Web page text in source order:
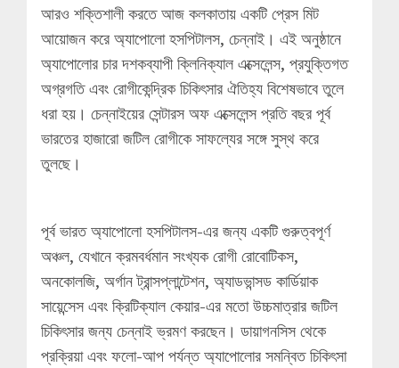
আরও শক্তিশালী করতে আজ কলকাতায় একটি প্রেস মিট
আয়োজন করে অ্যাপোলো হসপিটালস, চেন্নাই। এই অনুষ্ঠানে
অ্যাপোলোর চার দশকব্যাপী ক্লিনিক্যাল এক্সেলেন্স, প্রযুক্তিগত
অগ্রগতি এবং রোগীকেন্দ্রিক চিকিৎসার ঐতিহ্য বিশেষভাবে তুলে
ধরা হয়। চেন্নাইয়ের সেন্টারস অফ এক্সেলেন্স প্রতি বছর পূর্ব
ভারতের হাজারো জটিল রোগীকে সাফল্যের সঙ্গে সুস্থ করে
তুলছে।
পূর্ব ভারত অ্যাপোলো হসপিটালস-এর জন্য একটি গুরুত্বপূর্ণ
অঞ্চল, যেখানে ক্রমবর্ধমান সংখ্যক রোগী রোবোটিকস,
অনকোলজি, অর্গান ট্রান্সপ্লান্টেশন, অ্যাডভান্সড কার্ডিয়াক
সায়েন্সেস এবং ক্রিটিক্যাল কেয়ার-এর মতো উচ্চমাত্রার জটিল
চিকিৎসার জন্য চেন্নাই ভ্রমণ করছেন। ডায়াগনসিস থেকে
প্রক্রিয়া এবং ফলো-আপ পর্যন্ত অ্যাপোলোর সমন্বিত চিকিৎসা